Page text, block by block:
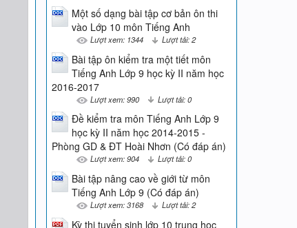
Một số dạng bài tập cơ bản ôn thi
vào Lớp 10 môn Tiếng Anh
Lượt xem: 1344 Lượt tải: 2
Bài tập ôn kiểm tra một tiết môn
Tiếng Anh Lớp 9 học kỳ II năm học
2016-2017
Lượt xem: 990 Lượt tải: 0
Đề kiểm tra môn Tiếng Anh Lớp 9
học kỳ II năm học 2014-2015 -
Phòng GD & ĐT Hoài Nhơn (Có đáp án)
Lượt xem: 904 Lượt tải: 0
Bài tập nâng cao về giới từ môn
Tiếng Anh Lớp 9 (Có đáp án)
Lượt xem: 3168 Lượt tải: 2
Kỳ thi tuyển sinh lớp 10 trung học